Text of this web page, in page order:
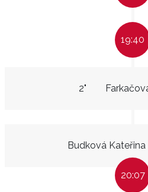
19:40
2"
Budková Kateřina
20:07